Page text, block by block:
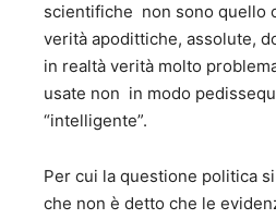
scientifiche non sono quello
verità apodittiche, assolute,
in realtà verità molto
usate non in modo
“intelligente”.
Per cui la questione politica
che non è detto che le